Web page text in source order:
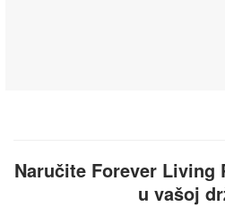
Naručite Forever Living
u vašoj